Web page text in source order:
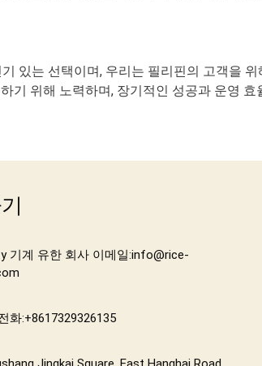
있는 선택이며, 우리는 필리핀의 고객을
기 위해 노력하며, 장기적인 성공과 운영 효
기계 유한 회사 이메일:info@rice-
화:+8617329326135